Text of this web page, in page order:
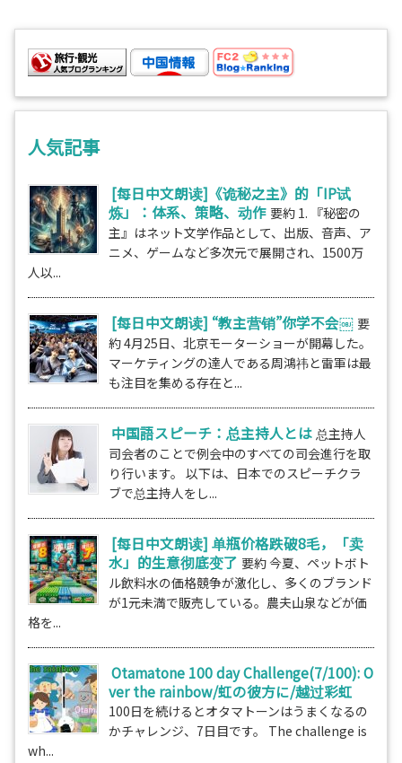
人気記事
[每日中文朗读]《诡秘之主》的「IP试
炼」：体系、策略、动作 要約 1. 『秘密の
主』はネット文学作品として、出版、音声、ア
ニメ、ゲームなど多次元で展開され、1500万
人以...
[每日中文朗读] “教主营销”你学不会￼ 要
約 4月25日、北京モーターショーが開幕した。
マーケティングの達人である周鴻祎と雷軍は最
も注目を集める存在と...
中国語スピーチ：总主持人とは 总主持人
司会者のことで例会中のすべての司会進行を取
り行います。 以下は、日本でのスピーチクラ
ブで总主持人をし...
[每日中文朗读] 单瓶价格跌破8毛，「卖
水」的生意彻底变了 要約 今夏、ペットボト
ル飲料水の価格競争が激化し、多くのブランド
が1元未満で販売している。農夫山泉などが価
格を...
Otamatone 100 day Challenge(7/100): O
ver the rainbow/虹の彼方に/越过彩虹
100日を続けるとオタマトーンはうまくなるの
かチャレンジ、7日目です。 The challenge is
wh...